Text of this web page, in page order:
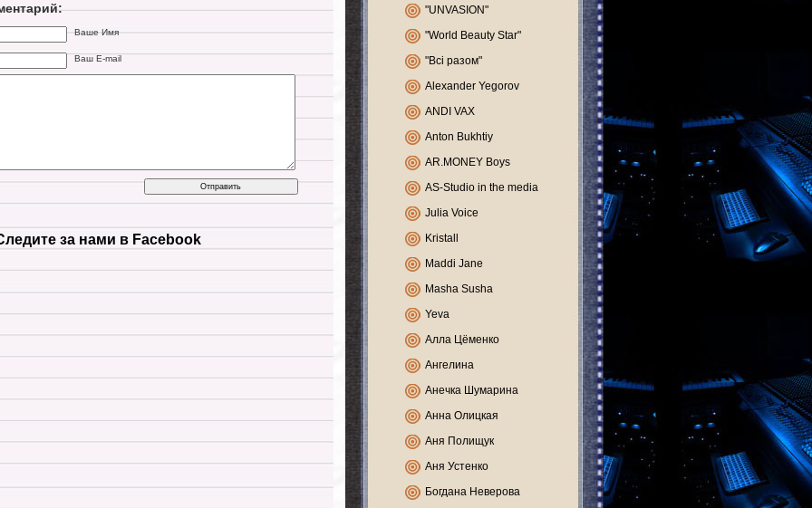
Ваше Имя
Ваш E-mail
за нами в Facebook
"UNVASION"
"World Beauty Star"
"Всі разом"
Alexander Yegorov
ANDI VAX
Anton Bukhtiy
AR.MONEY Boys
AS-Studio in the media
Julia Voice
Kristall
Maddi Jane
Masha Susha
Yeva
Алла Цёменко
Ангелина
Анечка Шумарина
Анна Олицкая
Аня Полищук
Аня Устенко
Богдана Неверова